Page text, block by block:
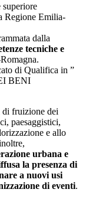
superiore
Regione Emilia-
dalla
tecniche e
di Qualifica in ”
BENI
di fruizione dei
paesaggistici,
e allo
urbana e
la presenza di
a nuovi usi
di eventi.